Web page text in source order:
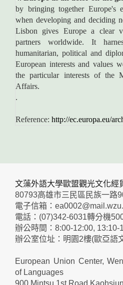
by bringing together Europe's
when developing and deciding
Lisbon gives Europe a clear
partners worldwide. It
humanitarian, political and
European interests and values
the particular interests of the
Affairs.
.
Reference: http://ec.europa.eu/
文藻外語大學歐盟觀光文化經
80793高雄市三民區民族一路
電子信箱：
電話：(07)342-6031轉分機
辦公時間：8:00-12:00, 13:10-
辦公室位址：明園2樓(歐亞語
European Union Center,
of Languages
900 Mintsu 1st Road